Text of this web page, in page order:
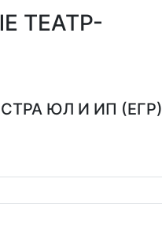
ТЕАТР-
ЮЛ И ИП (ЕГР)